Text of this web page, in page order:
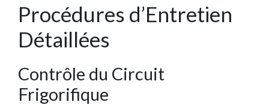
Procédures d’Entretien
Détaillées
Contrôle du Circuit
Frigorifique